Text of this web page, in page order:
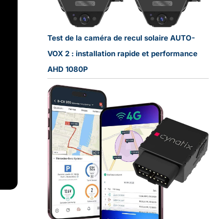
Test de la caméra de recul solaire AUTO-
VOX 2 : installation rapide et performance
AHD 1080P